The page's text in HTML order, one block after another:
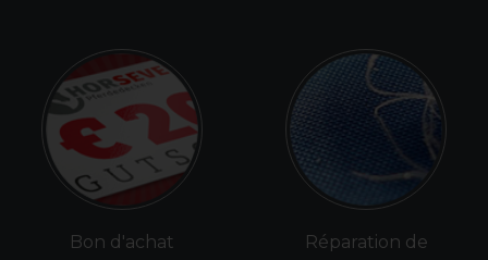
Bon d'achat
Réparation de